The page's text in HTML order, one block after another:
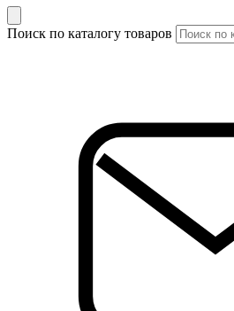
Поиск по каталогу товаров